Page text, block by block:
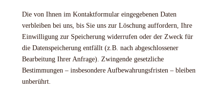
Die von Ihnen im Kontaktformular eingegebenen Daten
verbleiben bei uns, bis Sie uns zur Löschung auffordern, Ihre
Einwilligung zur Speicherung widerrufen oder der Zweck für
die Datenspeicherung entfällt (z.B. nach abgeschlossener
Bearbeitung Ihrer Anfrage). Zwingende gesetzliche
Bestimmungen – insbesondere Aufbewahrungsfristen – bleiben
unberührt.